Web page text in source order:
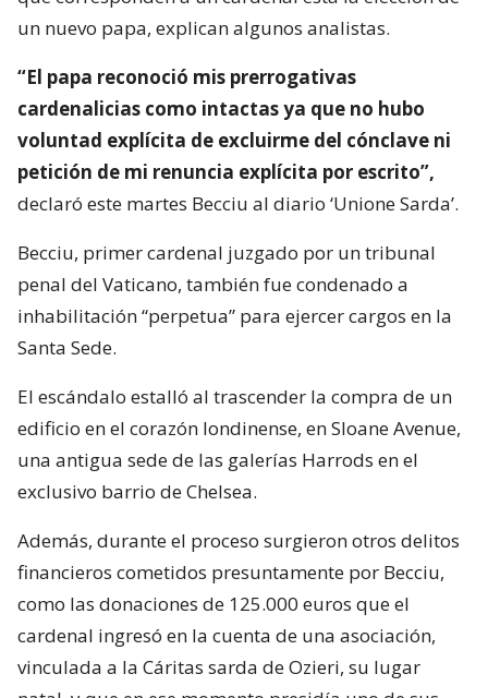
un nuevo papa, explican algunos analistas.
“El papa reconoció mis prerrogativas
cardenalicias como intactas ya que no hubo
voluntad explícita de excluirme del cónclave ni
petición de mi renuncia explícita por escrito”,
declaró este martes Becciu al diario ‘Unione Sarda’.
Becciu, primer cardenal juzgado por un tribunal
penal del Vaticano, también fue condenado a
inhabilitación “perpetua” para ejercer cargos en la
Santa Sede.
El escándalo estalló al trascender la compra de un
edificio en el corazón londinense, en Sloane Avenue,
una antigua sede de las galerías Harrods en el
exclusivo barrio de Chelsea.
Además, durante el proceso surgieron otros delitos
financieros cometidos presuntamente por Becciu,
como las donaciones de 125.000 euros que el
cardenal ingresó en la cuenta de una asociación,
vinculada a la Cáritas sarda de Ozieri, su lugar